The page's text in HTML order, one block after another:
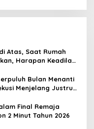
Atas, Saat Rumah
Harapan Keadilan
Bulan Menanti
Menjelang Justru
Final Remaja
2 Minut Tahun 2026